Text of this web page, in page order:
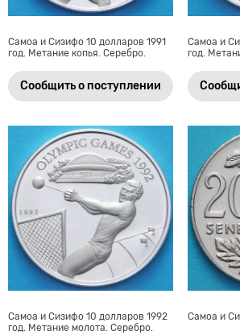
Самоа и Сизифо 10 долларов 1991
год. Метание копья. Серебро.
Сообщить о поступлении
Самоа и
год.
Самоа и Сизифо 10 долларов 1992
год. Метание молота. Серебро.
Самоа и